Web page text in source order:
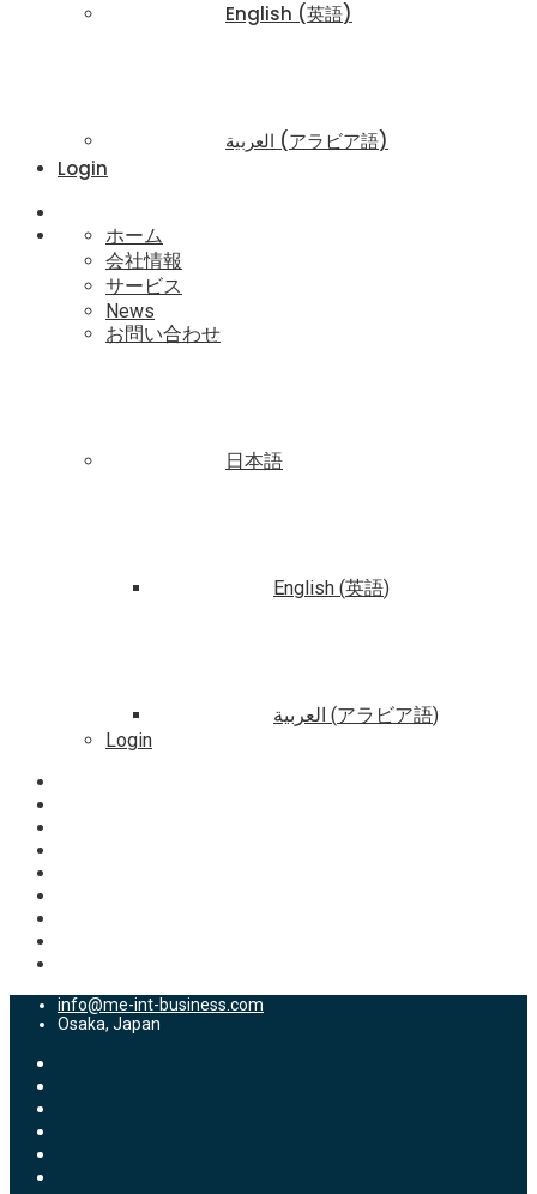
English (英語)
العربية (アラビア語)
Login
ホーム
会社情報
サービス
News
お問い合わせ
日本語
English (英語)
العربية (アラビア語)
Login
info@me-int-business.com
Osaka, Japan